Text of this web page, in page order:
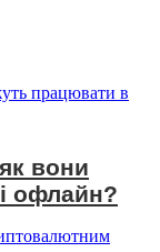
вони
офлайн?